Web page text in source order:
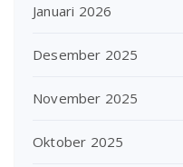
Januari 2026
Desember 2025
November 2025
Oktober 2025